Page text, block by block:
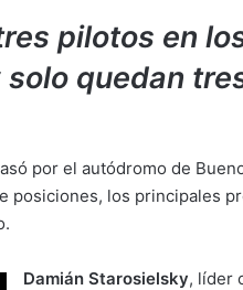
pilotos en
quedan
por el autódromo de
posiciones, los principales
Damián Starosielsky, líder